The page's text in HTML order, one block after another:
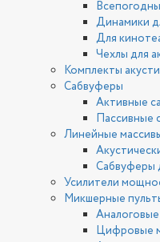
Динамики
Для
Чехлы для
Комплекты
Сабвуферы
Активные
Пассивные
Линейные
Сабвуферы
Усилители
Микшерные
Цифровые